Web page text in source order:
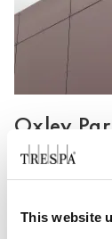
This website
Oxley
Lue lisää